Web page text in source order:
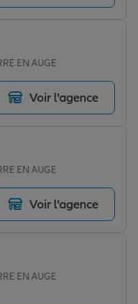
EN AUGE
Voir l'agence
EN AUGE
Voir l'agence
EN AUGE